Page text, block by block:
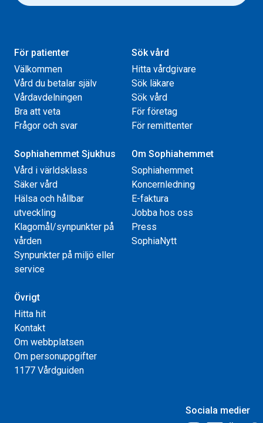
För patienter
Välkommen
Vård du betalar själv
Vårdavdelningen
Bra att veta
Frågor och svar
Sök vård
Hitta vårdgivare
Sök läkare
Sök vård
För företag
För remittenter
Sophiahemmet Sjukhus
Vård i världsklass
Säker vård
Hälsa och hållbar
utveckling
Klagomål/synpunkter på
vården
Synpunkter på miljö eller
service
Om Sophiahemmet
Sophiahemmet
Koncernledning
E-faktura
Jobba hos oss
Press
SophiaNytt
Övrigt
Hitta hit
Kontakt
Om webbplatsen
Om personuppgifter
1177 Vårdguiden
Sociala medier